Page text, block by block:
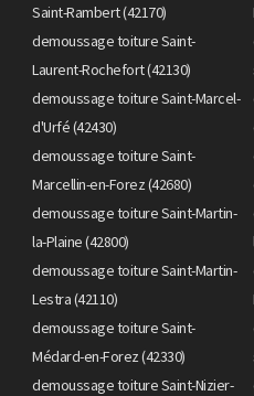
Saint-Rambert (42170)
demoussage toiture Saint-
Laurent-Rochefort (42130)
demoussage toiture Saint-Marcel-
d'Urfé (42430)
demoussage toiture Saint-
Marcellin-en-Forez (42680)
demoussage toiture Saint-Martin-
la-Plaine (42800)
demoussage toiture Saint-Martin-
Lestra (42110)
demoussage toiture Saint-
Médard-en-Forez (42330)
demoussage toiture Saint-Nizier-